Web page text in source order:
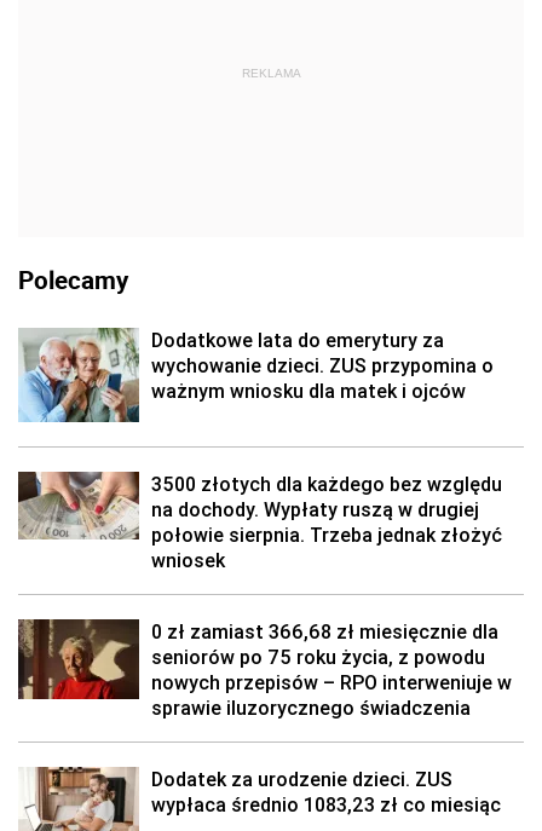
REKLAMA
Polecamy
Dodatkowe lata do emerytury za
wychowanie dzieci. ZUS przypomina o
ważnym wniosku dla matek i ojców
3500 złotych dla każdego bez względu
na dochody. Wypłaty ruszą w drugiej
połowie sierpnia. Trzeba jednak złożyć
wniosek
0 zł zamiast 366,68 zł miesięcznie dla
seniorów po 75 roku życia, z powodu
nowych przepisów – RPO interweniuje w
sprawie iluzorycznego świadczenia
Dodatek za urodzenie dzieci. ZUS
wypłaca średnio 1083,23 zł co miesiąc